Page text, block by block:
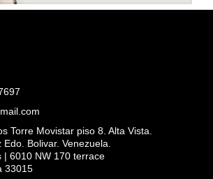
Torre Movistar piso 8. Alta Vista.
Bolivar. Venezuela.
| 6010 NW 170 terrace
33015